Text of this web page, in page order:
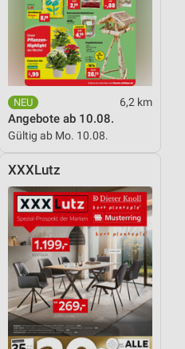
6,2 km
Angebote ab 10.08.
Gültig ab Mo. 10.08.
XXXLutz